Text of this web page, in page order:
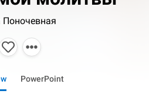
Поночевная
PowerPoint